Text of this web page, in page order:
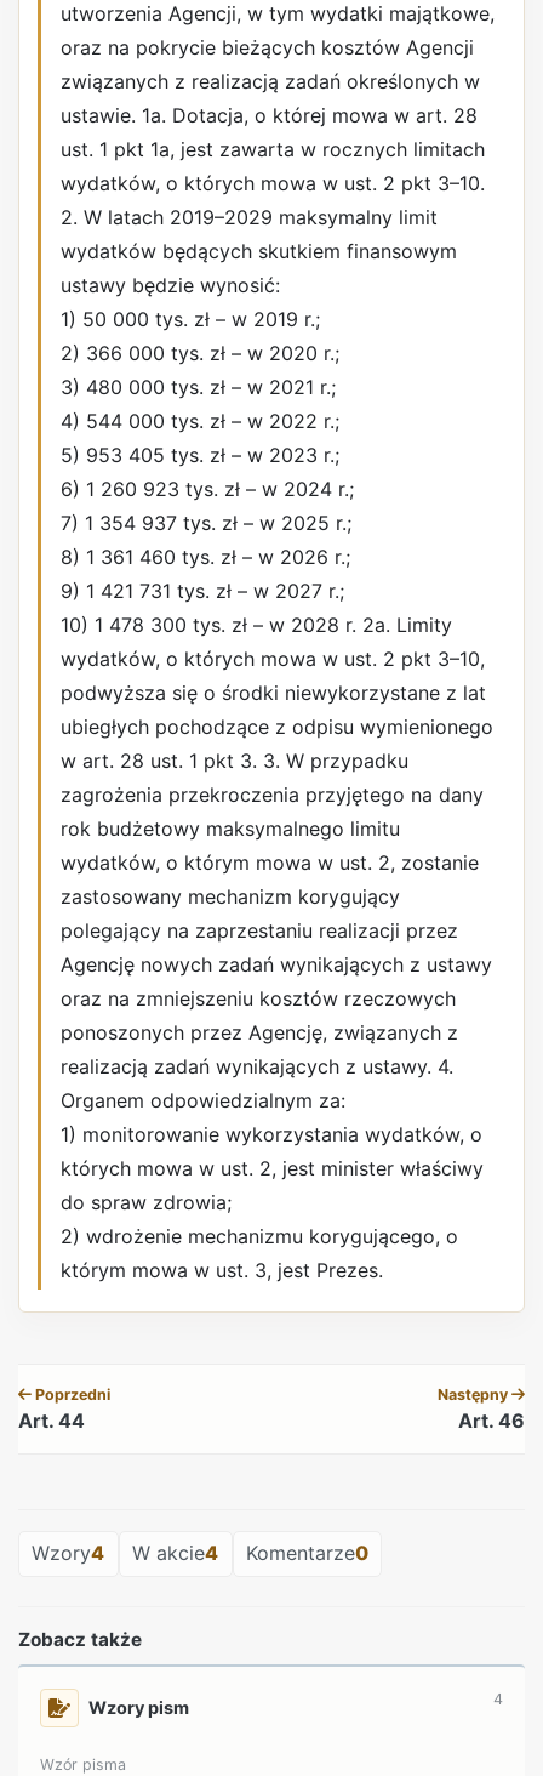
utworzenia Agencji, w tym wydatki majątkowe,
oraz na pokrycie bieżących kosztów Agencji
związanych z realizacją zadań określonych w
ustawie. 1a. Dotacja, o której mowa w art. 28
ust. 1 pkt 1a, jest zawarta w rocznych limitach
wydatków, o których mowa w ust. 2 pkt 3–10.
2. W latach 2019–2029 maksymalny limit
wydatków będących skutkiem finansowym
ustawy będzie wynosić:
1) 50 000 tys. zł – w 2019 r.;
2) 366 000 tys. zł – w 2020 r.;
3) 480 000 tys. zł – w 2021 r.;
4) 544 000 tys. zł – w 2022 r.;
5) 953 405 tys. zł – w 2023 r.;
6) 1 260 923 tys. zł – w 2024 r.;
7) 1 354 937 tys. zł – w 2025 r.;
8) 1 361 460 tys. zł – w 2026 r.;
9) 1 421 731 tys. zł – w 2027 r.;
10) 1 478 300 tys. zł – w 2028 r. 2a. Limity
wydatków, o których mowa w ust. 2 pkt 3–10,
podwyższa się o środki niewykorzystane z lat
ubiegłych pochodzące z odpisu wymienionego
w art. 28 ust. 1 pkt 3. 3. W przypadku
zagrożenia przekroczenia przyjętego na dany
rok budżetowy maksymalnego limitu
wydatków, o którym mowa w ust. 2, zostanie
zastosowany mechanizm korygujący
polegający na zaprzestaniu realizacji przez
Agencję nowych zadań wynikających z ustawy
oraz na zmniejszeniu kosztów rzeczowych
ponoszonych przez Agencję, związanych z
realizacją zadań wynikających z ustawy. 4.
Organem odpowiedzialnym za:
1) monitorowanie wykorzystania wydatków, o
których mowa w ust. 2, jest minister właściwy
do spraw zdrowia;
2) wdrożenie mechanizmu korygującego, o
którym mowa w ust. 3, jest Prezes.
Poprzedni
Art. 44
Następny
Art. 46
Wzory4 W akcie4 Komentarze0
Zobacz także
Wzory pism 4
Wzór pisma